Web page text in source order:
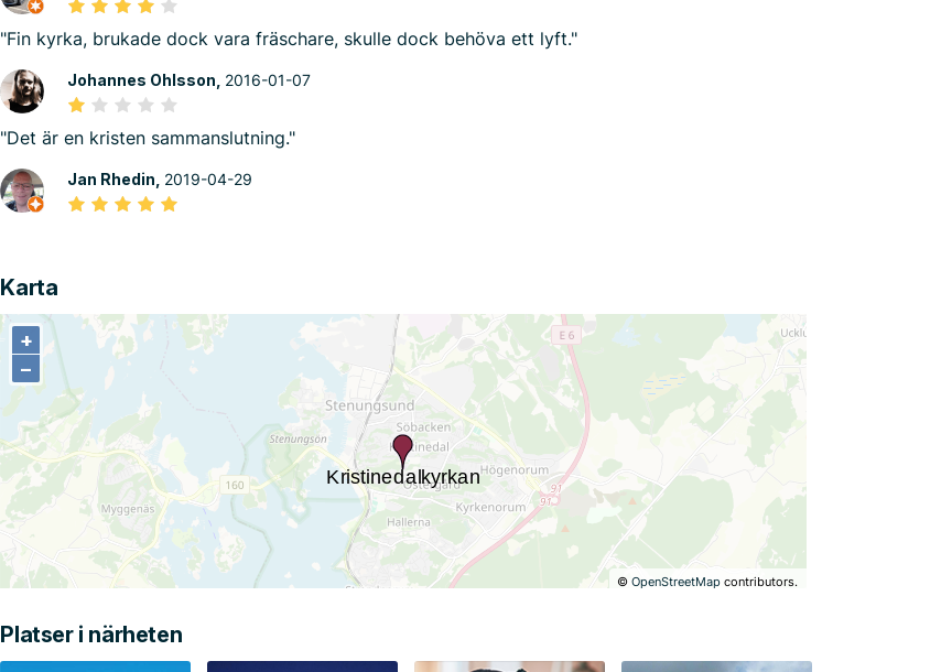
"Fin kyrka, brukade dock vara fräschare, skulle dock behöva ett lyft."
Johannes Ohlsson, 2016-01-07
"Det är en kristen sammanslutning."
Jan Rhedin, 2019-04-29
Karta
+
−
©OpenStreetMap contributors.
+
−
Platser i närheten